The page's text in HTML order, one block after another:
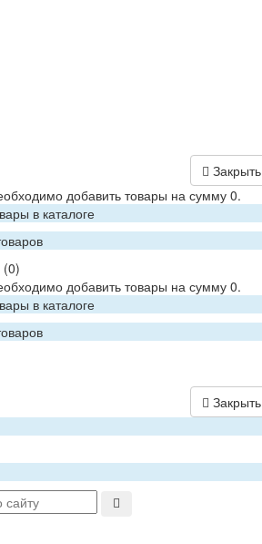
Закрыть
добавить товары на сумму 0.
в каталоге
(0)
добавить товары на сумму 0.
в каталоге
Закрыть